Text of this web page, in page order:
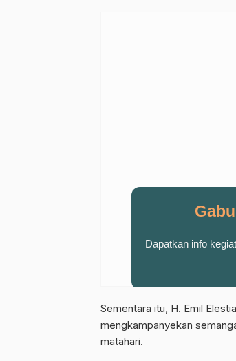
Dapatkan info
Sementara itu, H. Emil
mengkampanyekan
matahari.